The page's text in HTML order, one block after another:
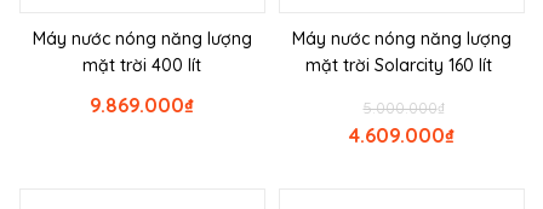
Máy nước nóng năng lượng
mặt trời 400 lít
₫
9.869.000
Máy nước nóng năng lượng
mặt trời Solarcity 160 lít
₫
5.000.000
₫
4.609.000